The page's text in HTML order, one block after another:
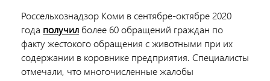
Россельхознадзор Коми в сентябре-октябре 2020
года получил более 60 обращений граждан по
факту жестокого обращения с животными при их
содержании в коровнике предприятия. Специалисты
отмечали, что многочисленные жалобы